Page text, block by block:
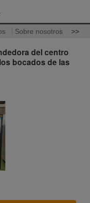
Sobre nosotros >>
del centro
bocados de las